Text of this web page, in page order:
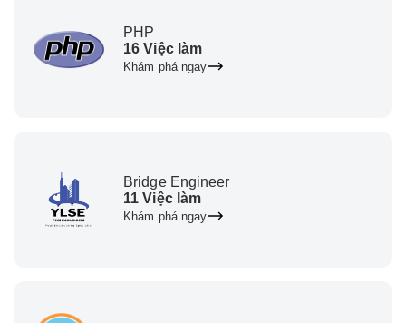
PHP
16 Việc làm
Khám phá ngay
Bridge Engineer
11 Việc làm
Khám phá ngay